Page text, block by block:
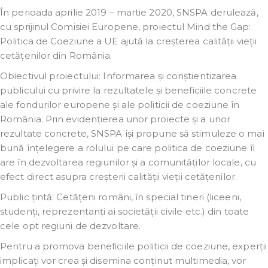
În perioada aprilie 2019 – martie 2020, SNSPA derulează,
cu sprijinul Comisiei Europene, proiectul Mind the Gap:
Politica de Coeziune a UE ajută la creșterea calității vieții
cetățenilor din România.
Obiectivul proiectului: Informarea și conștientizarea
publicului cu privire la rezultatele și beneficiile concrete
ale fondurilor europene și ale politicii de coeziune în
România. Prin evidențierea unor proiecte și a unor
rezultate concrete, SNSPA își propune să stimuleze o mai
bună înțelegere a rolului pe care politica de coeziune îl
are în dezvoltarea regiunilor și a comunităților locale, cu
efect direct asupra creșterii calității vieții cetățenilor.
Public țintă: Cetățeni români, în special tineri (liceeni,
studenți, reprezentanți ai societății civile etc.) din toate
cele opt regiuni de dezvoltare.
Pentru a promova beneficiile politicii de coeziune, experții
implicați vor crea și disemina conținut multimedia, vor